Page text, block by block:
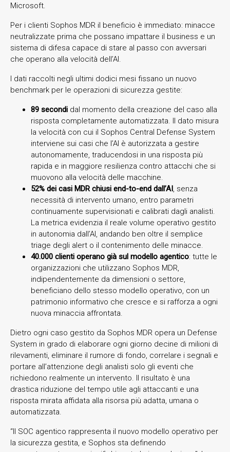
Microsoft.
Per i clienti Sophos MDR il beneficio è immediato: minacce
neutralizzate prima che possano impattare il business e un
sistema di difesa capace di stare al passo con avversari
che operano alla velocità dell’AI.
I dati raccolti negli ultimi dodici mesi fissano un nuovo
benchmark per le operazioni di sicurezza gestite:
89 secondi dal momento della creazione del caso alla
risposta completamente automatizzata. Il dato misura
la velocità con cui il Sophos Central Defense System
interviene sui casi che l’AI è autorizzata a gestire
autonomamente, traducendosi in una risposta più
rapida e in maggiore resilienza contro attacchi che si
muovono alla velocità delle macchine.
52% dei casi MDR chiusi end-to-end dall’AI, senza
necessità di intervento umano, entro parametri
continuamente supervisionati e calibrati dagli analisti.
La metrica evidenzia il reale volume operativo gestito
in autonomia dall’AI, andando ben oltre il semplice
triage degli alert o il contenimento delle minacce.
40.000 clienti operano già sul modello agentico: tutte le
organizzazioni che utilizzano Sophos MDR,
indipendentemente da dimensioni o settore,
beneficiano dello stesso modello operativo, con un
patrimonio informativo che cresce e si rafforza a ogni
nuova minaccia affrontata.
Dietro ogni caso gestito da Sophos MDR opera un Defense
System in grado di elaborare ogni giorno decine di milioni di
rilevamenti, eliminare il rumore di fondo, correlare i segnali e
portare all’attenzione degli analisti solo gli eventi che
richiedono realmente un intervento. Il risultato è una
drastica riduzione del tempo utile agli attaccanti e una
risposta mirata affidata alla risorsa più adatta, umana o
automatizzata.
“Il SOC agentico rappresenta il nuovo modello operativo per
la sicurezza gestita, e Sophos sta definendo